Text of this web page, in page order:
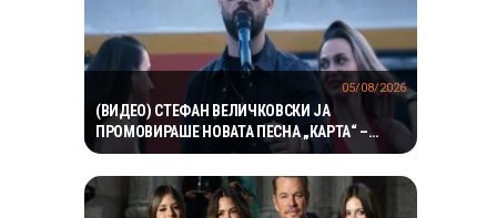
(ВИДЕО) СТЕФАН ВЕЛИЧКОВСКИ ЈА
ПРОМОВИРАШЕ НОВАТА ПЕСНА „КАРТА“ –
СОВРЕМЕН ЗВУК, СИЛНА ЕМОЦИЈА И
ВПЕЧАТЛИВ ВИДЕОСПОТ
05/08/2026